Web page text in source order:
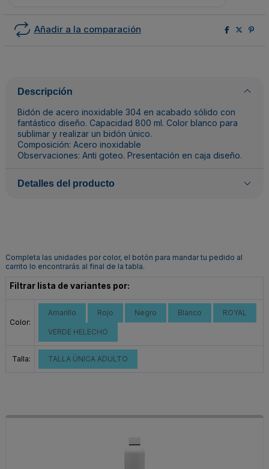
Añadir a la comparación
Descripción
Bidón de acero inoxidable 304 en acabado sólido con
fantástico diseño. Capacidad 800 ml. Color blanco para
sublimar y realizar un bidón único.
Composición: Acero inoxidable
Observaciones: Anti goteo. Presentación en caja diseño.
Detalles del producto
Completa las unidades por color, el botón para mandar tu pedido al
carrito lo encontrarás al final de la tabla.
Filtrar lista de variantes por:
Color:
Amarillo Rojo Negro Blanco ROYAL
VERDE HELECHO
Talla: TALLA ÚNICA ADULTO